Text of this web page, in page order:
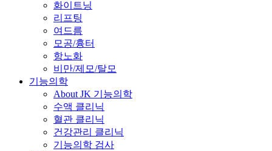
화이트닝
리프팅
여드름
모공/흉터
항노화
비만/제모/탈모
기능의학
About JK 기능의학
수액 클리닉
혈관 클리닉
건강관리 클리닉
기능의학 검사